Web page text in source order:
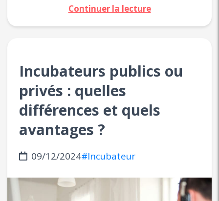
Continuer la lecture
Incubateurs publics ou
privés : quelles
différences et quels
avantages ?
09/12/2024#Incubateur